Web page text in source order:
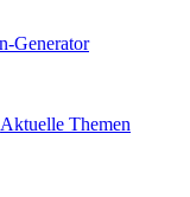
Aktuelle Themen